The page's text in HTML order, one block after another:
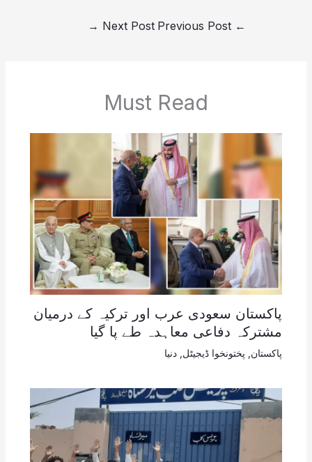
←
Next Post
→
Must Read
پاکستان سعودی عرب اور ترکیہ کے درمیان
مشترکہ دفاعی معاہدہ طے پا گیا
پاکستان پختونخوا ڈیجیٹل دنیا